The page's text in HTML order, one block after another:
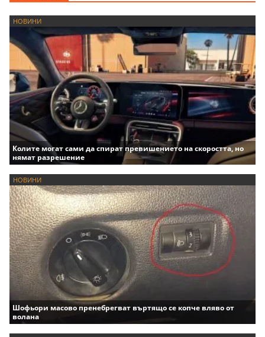
НОВИНИ
Колите могат сами да спират превишението на скоростта, но
нямат разрешение
НОВИНИ
Шофьори масово пренебрегват въртящо се копче вляво от
волана